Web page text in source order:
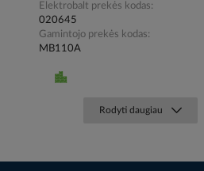
Elektrobalt prekės kodas
020645
Gamintojo prekės kodas
MB110A
Rodyti daugiau